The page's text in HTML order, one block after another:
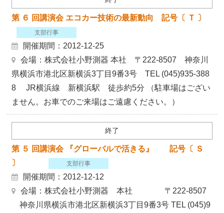
第 ６ 回講演会 エコカー技術の最新動向 記号〔 Ｔ 〕
支部行事
開催期間：2012-12-25
会場：株式会社小野測器 本社 〒222-8507 神奈川
県横浜市港北区新横浜3丁目9番3号 TEL (045)935-388
8 JR横浜線 新横浜駅 徒歩約5分 （駐車場はござい
ません。お車でのご来場はご遠慮ください。）
終了
第 ５ 回講演会 『グローバルで活きる』 記号〔 Ｓ
〕
支部行事
開催期間：2012-12-12
会場：株式会社小野測器 本社 〒222-8507
神奈川県横浜市港北区新横浜3丁目9番3号 TEL (045)9